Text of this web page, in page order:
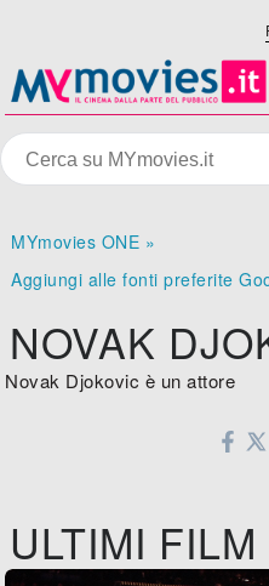
MYmovies ONE »
Aggiungi alle fonti preferite
NOVAK
Novak Djokovic è un attore
ULTIMI FILM